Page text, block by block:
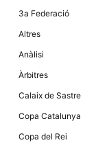
3a Federació
Altres
Anàlisi
Àrbitres
Calaix de Sastre
Copa Catalunya
Copa del Rei